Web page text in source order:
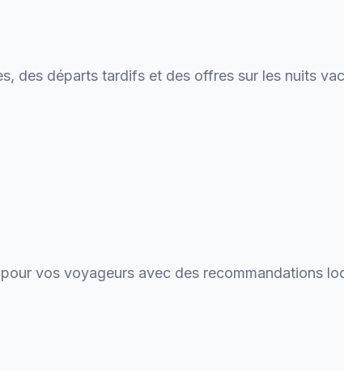
des départs tardifs et des offres sur les nuits
vos voyageurs avec des recommandations